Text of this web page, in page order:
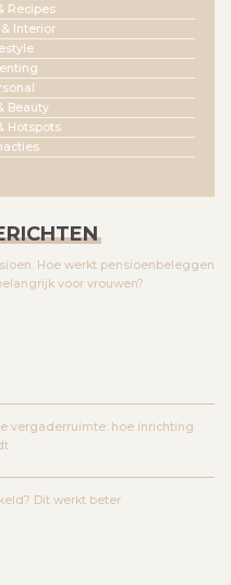
Recipes
Interior
Beauty
Hotspots
Hoe werkt pensioenbeleggen
voor vrouwen?
vergaderruimte: hoe inrichting
Dit werkt beter